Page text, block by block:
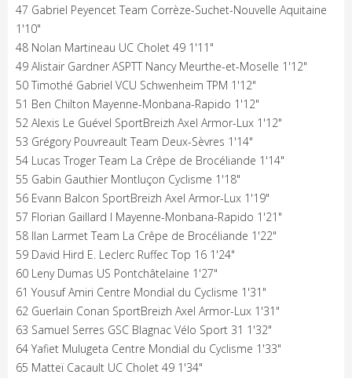
47 Gabriel Peyencet Team Corrèze-Suchet-Nouvelle Aquitaine
1'10"
48 Nolan Martineau UC Cholet 49 1'11"
49 Alistair Gardner ASPTT Nancy Meurthe-et-Moselle 1'12"
50 Timothé Gabriel VCU Schwenheim TPM 1'12"
51 Ben Chilton Mayenne-Monbana-Rapido 1'12"
52 Alexis Le Guével SportBreizh Axel Armor-Lux 1'12"
53 Grégory Pouvreault Team Deux-Sèvres 1'14"
54 Lucas Troger Team La Crêpe de Brocéliande 1'14"
55 Gabin Gauthier Montluçon Cyclisme 1'18"
56 Evann Balcon SportBreizh Axel Armor-Lux 1'19"
57 Florian Gaillard I Mayenne-Monbana-Rapido 1'21"
58 Ilan Larmet Team La Crêpe de Brocéliande 1'22"
59 David Hird E. Leclerc Ruffec Top 16 1'24"
60 Leny Dumas US Pontchâtelaine 1'27"
61 Yousuf Amiri Centre Mondial du Cyclisme 1'31"
62 Guerlain Conan SportBreizh Axel Armor-Lux 1'31"
63 Samuel Serres GSC Blagnac Vélo Sport 31 1'32"
64 Yafiet Mulugeta Centre Mondial du Cyclisme 1'33"
65 Matteï Cacault UC Cholet 49 1'34"